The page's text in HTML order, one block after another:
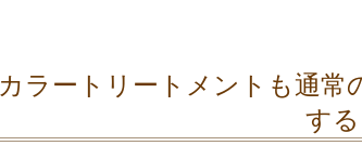
カラートリートメントも通常
する